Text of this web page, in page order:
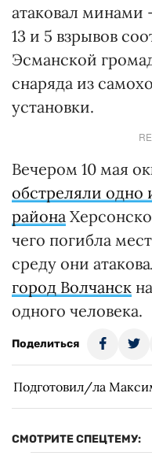
атаковал минами
13 и 5 взрывов
Эсманской
снаряда из
установки.
Вечером 10 мая
обстреляли одно
района
чего погибла
среду они
город Волчанск
одного человека.
Поделиться
Подготовил/ла
СМОТРИТЕ СПЕЦТЕМУ: